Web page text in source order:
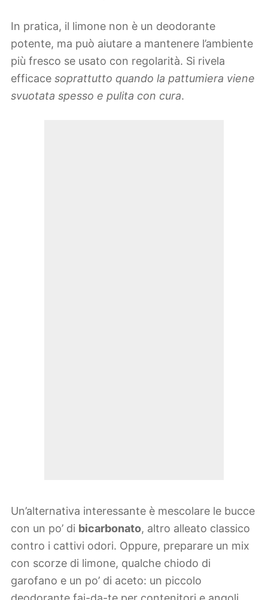
In pratica, il limone non è un deodorante
potente, ma può aiutare a mantenere l’ambiente
più fresco se usato con regolarità. Si rivela
efficace soprattutto quando la pattumiera viene
svuotata spesso e pulita con cura.
Un’alternativa interessante è mescolare le bucce
con un po’ di bicarbonato, altro alleato classico
contro i cattivi odori. Oppure, preparare un mix
con scorze di limone, qualche chiodo di
garofano e un po’ di aceto: un piccolo